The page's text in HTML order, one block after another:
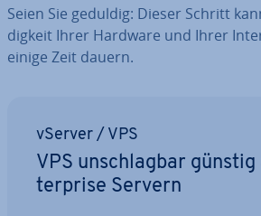
Seien Sie geduldig: Dieser Schritt
dig­keit Ihrer Hardware und Ihrer
einige Zeit dauern.
vServer / VPS
VPS un­schlag­bar
ter­pri­se Servern